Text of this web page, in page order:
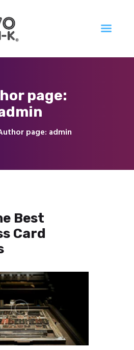
page:
page: admin
Best
Card